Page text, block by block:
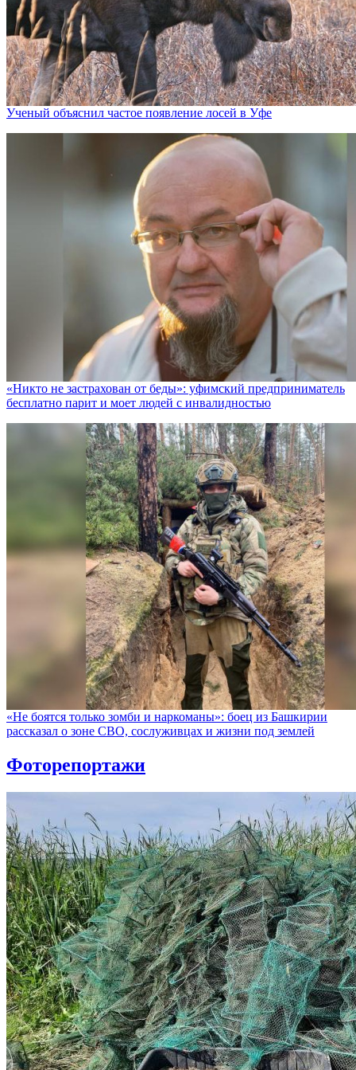
Ученый объяснил частое появление лосей в Уфе
«Никто не заcтрахован от беды»: уфимский предприниматель
бесплатно парит и моет людей с инвалидностью
«Не боятся только зомби и наркоманы»: боец из Башкирии
рассказал о зоне СВО, сослуживцах и жизни под землей
Фоторепортажи